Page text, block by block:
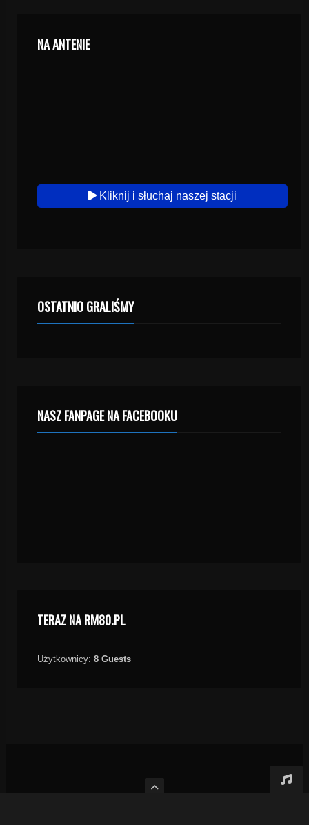
NA ANTENIE
Kliknij i słuchaj naszej stacji
OSTATNIO GRALIŚMY
NASZ FANPAGE NA FACEBOOKU
TERAZ NA RM80.PL
Użytkownicy: 8 Guests